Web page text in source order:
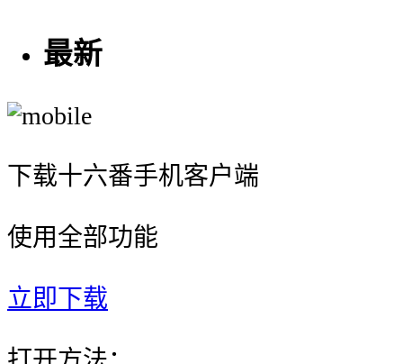
最新
下载十六番手机客户端
使用全部功能
立即下载